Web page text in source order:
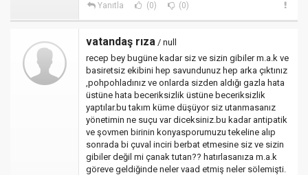
Yanıtla (0) (0)
vatandaş rıza / null
recep bey bugüne kadar siz ve sizin gibiler m.a.k ve
basiretsiz ekibini hep savundunuz hep arka çıktınız
,pohpohladınız ve onlarda sizden aldığı gazla hata
üstüne hata beceriksizlik üstüne beceriksizlik
yaptılar.bu takım küme düşüyor siz utanmasanız
yönetimin ne suçu var diceksiniz.bu kadar antipatik
ve şovmen birinin konyasporumuzu tekeline alıp
sonrada bi çuval inciri berbat etmesine siz ve sizin
gibiler değil mi çanak tutan?? hatırlasanıza m.a.k
göreve geldiğinde neler vaad etmiş neler sölemişti.